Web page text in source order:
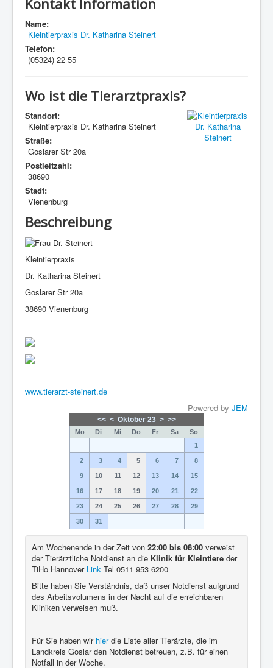
Kontakt Information
Name:
Kleintierpraxis Dr. Katharina Steinert
Telefon:
(05324) 22 55
Wo ist die Tierarztpraxis?
Standort:
Kleintierpraxis Dr. Katharina Steinert
Straße:
Goslarer Str 20a
Postleitzahl:
38690
Stadt:
Vienenburg
Beschreibung
Kleintierpraxis
Dr. Katharina Steinert
Goslarer Str 20a
38690 Vienenburg
www.tierarzt-steinert.de
Powered by JEM
<< < Oktober 23 > >>
Mo Di Mi Do Fr Sa
So
1
2 3 4 5 6 7 8
9 10 11 12 13 14 15
16 17 18 19 20 21 22
23 24 25 26 27 28 29
30 31
Am Wochenende in der Zeit von 22:00 bis 08:00 verweist
der Tierärztliche Notdienst an die Klinik für Kleintiere der
TiHo Hannover Link Tel 0511 953 6200
Bitte haben Sie Verständnis, daß unser Notdienst aufgrund
des Arbeitsvolumens in der Nacht auf die erreichbaren
Kliniken verweisen muß.
Für Sie haben wir hierdie Liste aller Tierärzte, die im
Landkreis Goslar den Notdienst betreuen, z.B. für einen
Notfall in der Woche.